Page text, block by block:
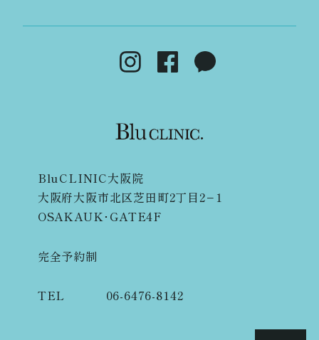
BluCLINIC大阪院
大阪府大阪市北区芝田町2丁目2−1
OSAKAUK･GATE4F
完全予約制
TEL 06-6476-8142